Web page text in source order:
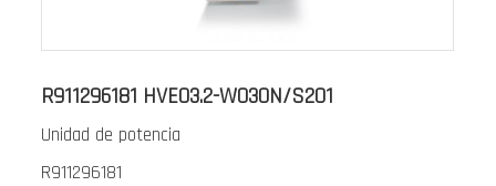
R911296181 HVE03.2-W030N/S201
Unidad de potencia
R911296181
al
de
la